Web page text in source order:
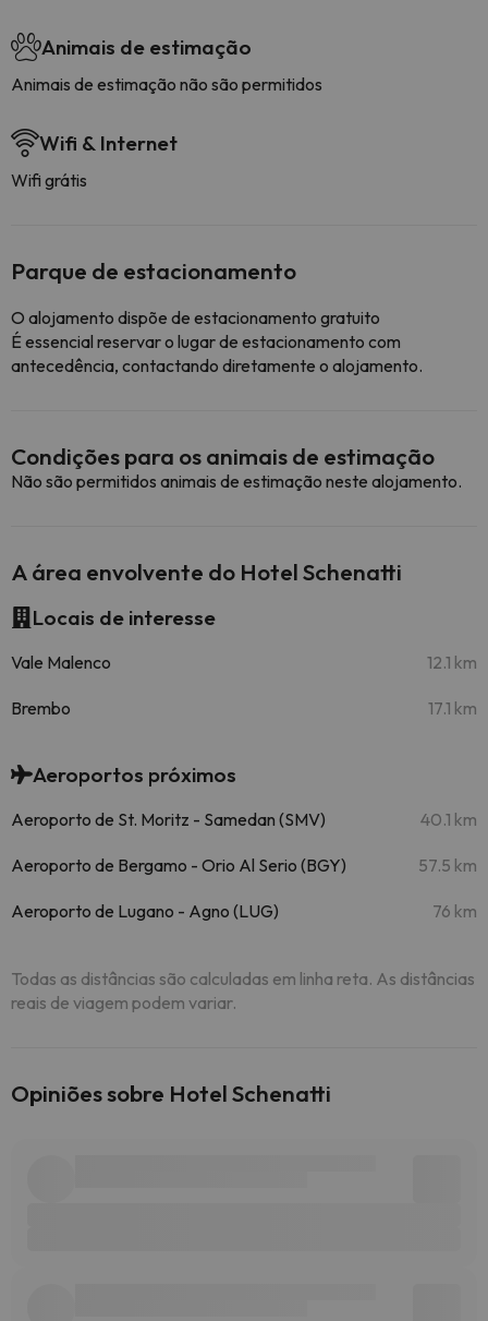
Animais de estimação
Animais de estimação não são permitidos
Wifi & Internet
Wifi grátis
Parque de estacionamento
O alojamento dispõe de estacionamento gratuito
É essencial reservar o lugar de estacionamento com
antecedência, contactando diretamente o alojamento.
Condições para os animais de estimação
Não são permitidos animais de estimação neste alojamento.
A área envolvente do Hotel Schenatti
Locais de interesse
Vale Malenco 12.1 km
Brembo 17.1 km
Aeroportos próximos
Aeroporto de St. Moritz - Samedan (SMV) 40.1 km
Aeroporto de Bergamo - Orio Al Serio (BGY) 57.5 km
Aeroporto de Lugano - Agno (LUG) 76 km
Todas as distâncias são calculadas em linha reta. As distâncias
reais de viagem podem variar.
Opiniões sobre Hotel Schenatti